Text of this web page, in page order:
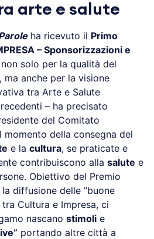
arte e salute
ha ricevuto il Primo
– Sponsorizzazioni e
non solo per la qualità del
anche per la visione
tra Arte e Salute
– ha precisato
del Comitato
momento della consegna del
e la cultura, se praticate e
contribuiscono alla salute e
Obiettivo del Premio
la diffusione delle “buone
Cultura e Impresa, ci
nascano stimoli e
portando altre città a